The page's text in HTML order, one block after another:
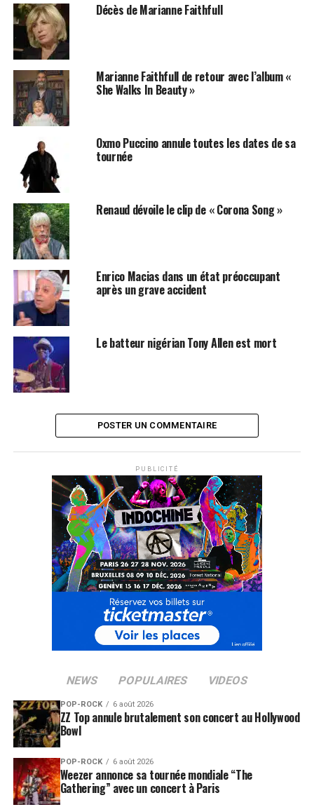
LES ALBUMS DE MARIANNE FAITHFULL SONT
DISPONIBLES SUR
SUJETS ASSOCIÉS: CORONAVIRUS MARIANNE FAITHFULL
Décès de Marianne Faithfull
Marianne Faithfull de retour avec l’album «
She Walks In Beauty »
Oxmo Puccino annule toutes les dates de sa
tournée
Renaud dévoile le clip de « Corona Song »
Enrico Macias dans un état préoccupant
après un grave accident
Le batteur nigérian Tony Allen est mort
POSTER UN COMMENTAIRE
PUBLICITÉ
NEWS POPULAIRES VIDEOS
POP-ROCK 6 août 2026
ZZ Top annule brutalement son concert au Hollywood
Bowl
POP-ROCK 6 août 2026
Weezer annonce sa tournée mondiale “The
Gathering” avec un concert à Paris